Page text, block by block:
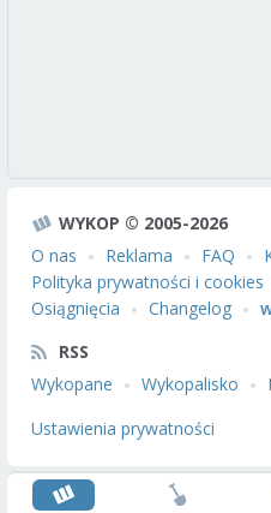
WYKOP © 2005-2026
O nas
Reklama FAQ
Polityka prywatności i cookies
Osiągnięcia
Changelog
RSS
Wykopane
Wykopalisko
Ustawienia prywatności